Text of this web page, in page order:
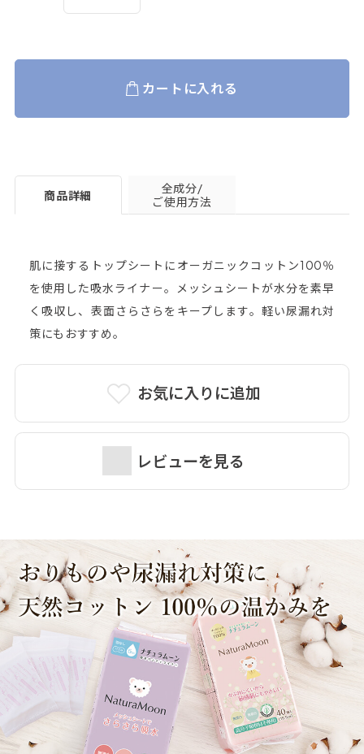
お気に入りに追加
レビューを見る
カートに入れる
商品詳細
全成分/
ご使用方法
肌に接するトップシートにオーガニックコットン100％
を使用した吸水ライナー。メッシュシートが水分を素早
く吸収し、表面さらさらをキープします。軽い尿漏れ対
策にもおすすめ。